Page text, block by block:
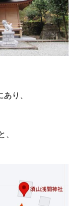
り、
、